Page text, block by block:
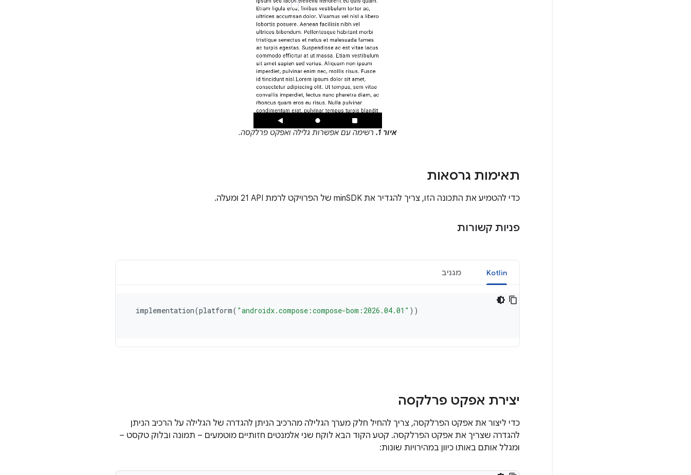
איור 1. רשימה עם אפשרות גלילה ואפקט פרלקסה.
תאימות גרסאות
כדי להטמיע את התכונה הזו, צריך להגדיר את minSDK של הפרויקט לרמת API‏ 21 ומעלה.
פניות קשורות
יצירת אפקט פרלקסה
כדי ליצור את אפקט הפרלקסה, צריך להחיל חלק מערך הגלילה מהרכיב הניתן להגדרה של הגלילה על הרכיב הניתן
להגדרה שצריך את אפקט הפרלקסה. קטע הקוד הבא לוקח שני אלמנטים חזותיים מוטמעים – תמונה ובלוק טקסט –
ומגלל אותם באותו כיוון במהירויות שונות: